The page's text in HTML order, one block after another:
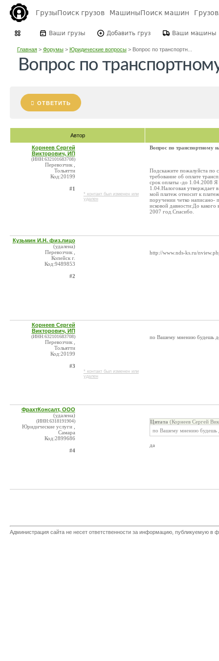
ГрузыПоиск грузов МашиныПоиск машин
Ваши грузы Добавить груз Ваши машины
Главная> Форумы> Юридические вопросы> Вопрос по транспортн...
Вопрос по
ОТВЕТИТЬ
Автор
Корнеев Сергей
Викторович, ИП
(ИНН:632101683708)
Перевозчик ,
Тольятти
Код:20199
#1
* контакт был изменен или
удален
Вопрос по транспортному
Подскажите пожалуйста по
требование об оплате
срок оплаты -до 1.04.2008 Я
1.04.Налоговая утверждает
мой платеж относит к
поручении четко написано-
исковой давности:До какого
2007 год.Спасибо.
Кузьмин И.Н. физ.лицо
(удалена)
Перевозчик ,
Копейск г.
Код:9489853
#2
http://www.nds-ks.ru/
Корнеев Сергей
Викторович, ИП
(ИНН:632101683708)
Перевозчик ,
Тольятти
Код:20199
#3
* контакт был изменен или
удален
по Вашему мнению будешь
ФрахтКонсалт, ООО
(удалена)
(ИНН:6318191904)
Юридические услуги ,
Самара
Код:2899686
#4
Цитата (Корнеев Сергей
по Вашему мнению будешь
да
Администрация сайта не несет ответственности за информацию, публикуемую